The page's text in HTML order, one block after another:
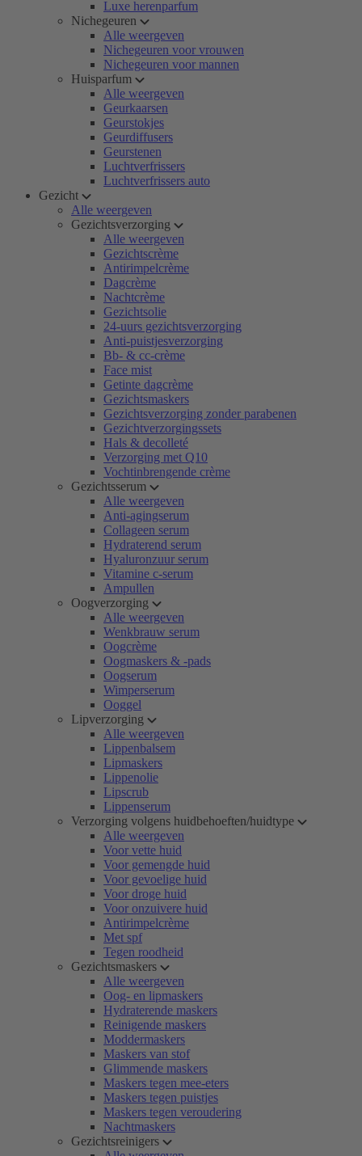
Luxe herenparfum
Nichegeuren
Alle weergeven
Nichegeuren voor vrouwen
Nichegeuren voor mannen
Huisparfum
Alle weergeven
Geurkaarsen
Geurstokjes
Geurdiffusers
Geurstenen
Luchtverfrissers
Luchtverfrissers auto
Gezicht
Alle weergeven
Gezichtsverzorging
Alle weergeven
Gezichtscrème
Antirimpelcrème
Dagcrème
Nachtcrème
Gezichtsolie
24-uurs gezichtsverzorging
Anti-puistjesverzorging
Bb- & cc-crème
Face mist
Getinte dagcrème
Gezichtsmaskers
Gezichtsverzorging zonder parabenen
Gezichtverzorgingssets
Hals & decolleté
Verzorging met Q10
Vochtinbrengende crème
Gezichtsserum
Alle weergeven
Anti-agingserum
Collageen serum
Hydraterend serum
Hyaluronzuur serum
Vitamine c-serum
Ampullen
Oogverzorging
Alle weergeven
Wenkbrauw serum
Oogcrème
Oogmaskers & -pads
Oogserum
Wimperserum
Ooggel
Lipverzorging
Alle weergeven
Lippenbalsem
Lipmaskers
Lippenolie
Lipscrub
Lippenserum
Verzorging volgens huidbehoeften/huidtype
Alle weergeven
Voor vette huid
Voor gemengde huid
Voor gevoelige huid
Voor droge huid
Voor onzuivere huid
Antirimpelcrème
Met spf
Tegen roodheid
Gezichtsmaskers
Alle weergeven
Oog- en lipmaskers
Hydraterende maskers
Reinigende maskers
Moddermaskers
Maskers van stof
Glimmende maskers
Maskers tegen mee-eters
Maskers tegen puistjes
Maskers tegen veroudering
Nachtmaskers
Gezichtsreinigers